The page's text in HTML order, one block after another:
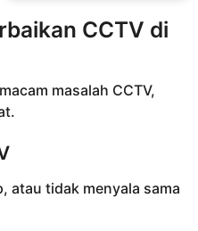
CCTV di
masalah CCTV,
atau tidak menyala sama